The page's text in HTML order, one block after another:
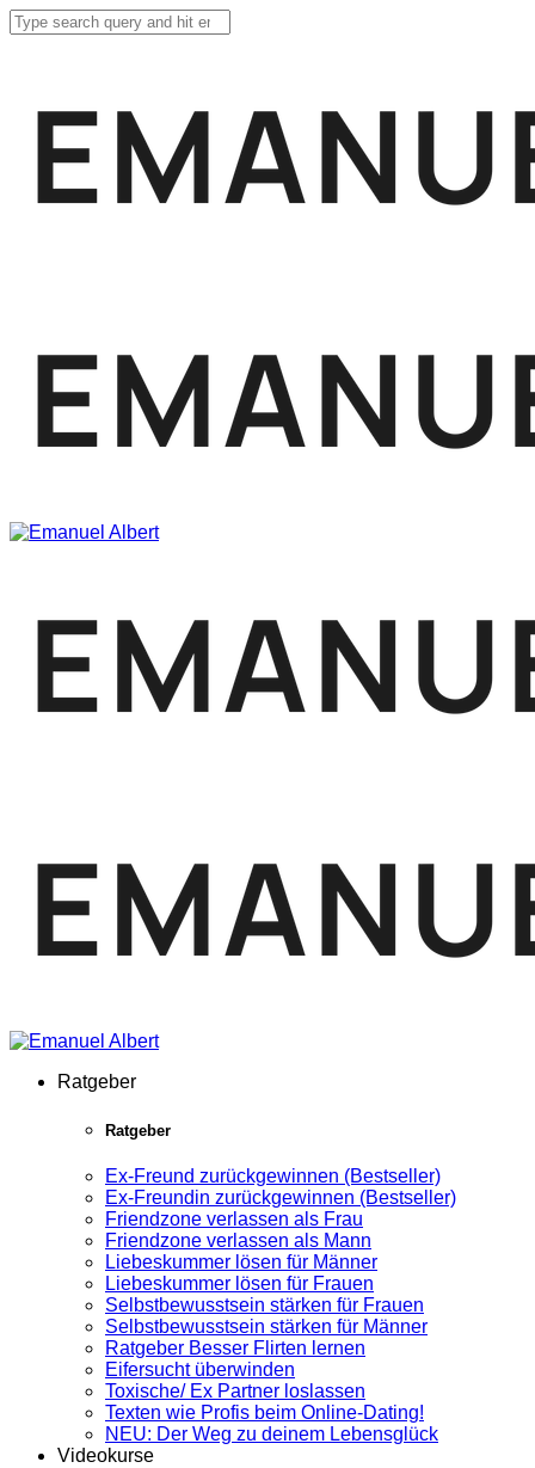
Ratgeber
Ratgeber
Ex-Freund zurückgewinnen (Bestseller)
Ex-Freundin zurückgewinnen (Bestseller)
Friendzone verlassen als Frau
Friendzone verlassen als Mann
Liebeskummer lösen für Männer
Liebeskummer lösen für Frauen
Selbstbewusstsein stärken für Frauen
Selbstbewusstsein stärken für Männer
Ratgeber Besser Flirten lernen
Eifersucht überwinden
Toxische/ Ex Partner loslassen
Texten wie Profis beim Online-Dating!
NEU: Der Weg zu deinem Lebensglück
Videokurse